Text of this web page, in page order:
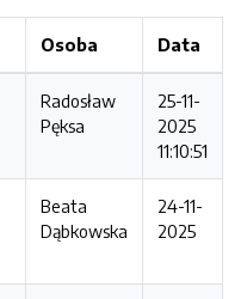
Osoba Data
Radosław
Pęksa
25-11-
2025
11:10:51
Beata
Dąbkowska
24-11-
2025